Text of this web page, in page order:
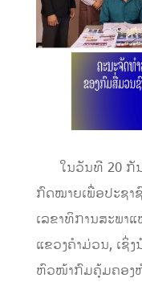
ໃນວັນທີ 20 ກັນ
ກົດໝາຍເພື່ອປະຊ
ເລຂາທິການສະພາ
ແຂວງຄໍາມ່ວນ, ເຊິ່
ຫົວໜ້າກົມຄຸ້ມຄອງຫໍ